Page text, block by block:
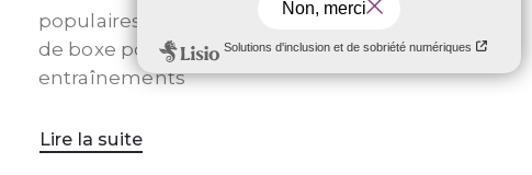
populaires montent sur le ring
de boxe pour combattre. Entre
entraînements
Lire la suite